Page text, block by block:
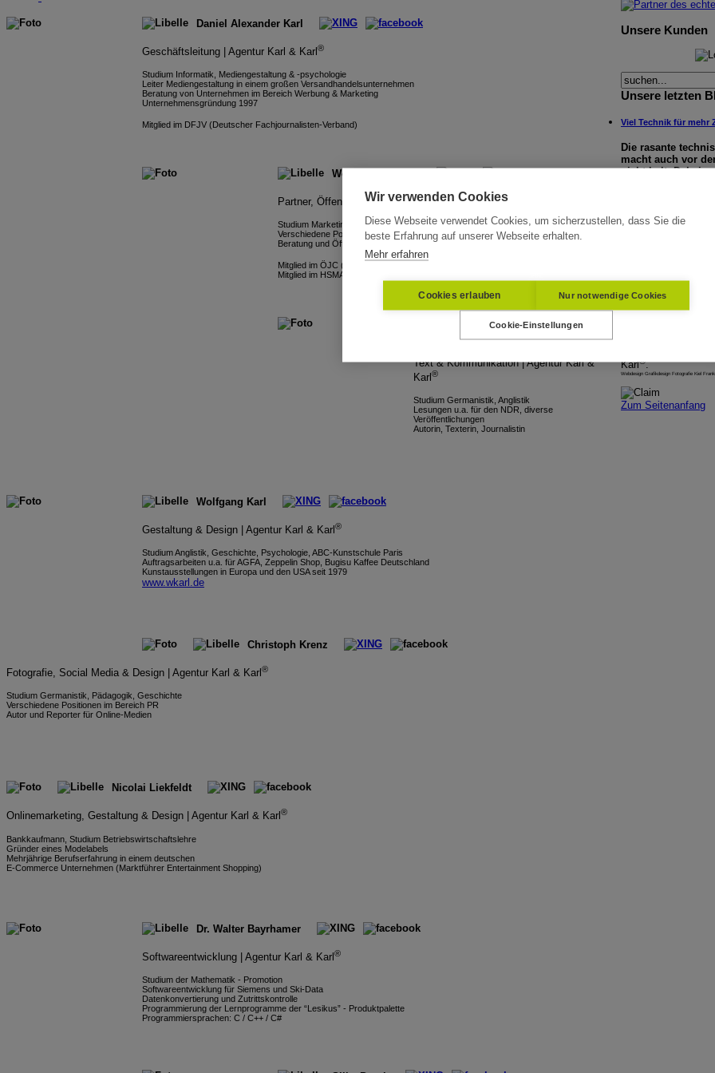
Daniel Alexander Karl
Geschäftsleitung | Agentur Karl & Karl ®
Studium Informatik, Mediengestaltung & -psychologie
Leiter Mediengestaltung in einem großen Versandhandelsunternehmen
Beratung von Unternehmen im Bereich Werbung & Marketing
Unternehmensgründung 1997
Mitglied im DFJV (Deutscher Fachjournalisten-Verband)
Wolf-Thomas Karl
Partner, Öffentlichkeitsarbeit | Agentur Karl & Karl®
Studium Marketing, Kommunikation
Verschiedene Positionen im Marketing, Vertrieb,
Beratung und Öffentlichkeitsarbeit (Touristik)
Mitglied im ÖJC (Österreichischer Journalisten Club)
Mitglied im HSMA (Hospitality Sales and Marketing Association)
Heidelore Karl
Text & Kommunikation | Agentur Karl &
Karl ®
Studium Germanistik, Anglistik
Lesungen u.a. für den NDR, diverse
Veröffentlichungen
Autorin, Texterin, Journalistin
Wolfgang Karl
Gestaltung & Design | Agentur Karl & Karl ®
Studium Anglistik, Geschichte, Psychologie, ABC-Kunstschule Paris
Auftragsarbeiten u.a. für AGFA, Zeppelin Shop, Bugisu Kaffee Deutschland
Kunstausstellungen in Europa und den USA seit 1979
www.wkarl.de
Christoph Krenz
Fotografie, Social Media & Design | Agentur Karl & Karl ®
Studium Germanistik, Pädagogik, Geschichte
Verschiedene Positionen im Bereich PR
Autor und Reporter für Online-Medien
Nicolai Liekfeldt
Onlinemarketing, Gestaltung & Design | Agentur Karl & Karl ®
Bankkaufmann, Studium Betriebswirtschaftslehre
Gründer eines Modelabels
Mehrjährige Berufserfahrung in einem deutschen
E-Commerce Unternehmen (Marktführer Entertainment Shopping)
Dr. Walter Bayrhamer
Softwareentwicklung | Agentur Karl & Karl ®
Studium der Mathematik - Promotion
Softwareentwicklung für Siemens und Ski-Data
Datenkonvertierung und Zutrittskontrolle
Programmierung der Lernprogramme der “Lesikus” - Produktpalette
Programmiersprachen: C / C++ / C#
Unsere Kunden
Unsere letzten
Viel Technik für mehr
Die rasante
macht auch vor
nicht halt: Dabei
um eine
MICE und Business
verschiedene Paar
„MICE und
immer mehr
die
dieses
das Thema einer
Copyright 1997-
Karl®.
Webdesign Grafikdesign Fotografie Kiel
Zum Seitenanfang
Wir verwenden Cookies
Diese Webseite verwendet Cookies, um sicherzustellen, dass Sie die
beste Erfahrung auf unserer Webseite erhalten.
Mehr erfahren
Cookies erlauben Nur notwendige Cookies
Cookie-Einstellungen